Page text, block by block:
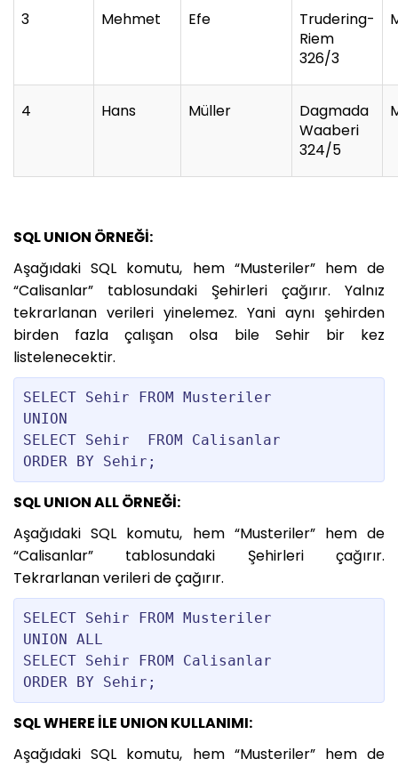
3 Mehmet Efe
Trudering-
Riem
326/3
4 Hans Müller
Dagmada
Waaberi
324/5
SQL UNION ÖRNEĞİ:
Aşağıdaki SQL komutu, hem “Musteriler” hem de
“Calisanlar” tablosundaki Şehirleri çağırır. Yalnız
tekrarlanan verileri yinelemez. Yani aynı şehirden
birden fazla çalışan olsa bile Sehir bir kez
listelenecektir.
SELECT Sehir FROM Musteriler
UNION
SELECT Sehir  FROM Calisanlar
SQL UNION ALL ÖRNEĞİ:
Aşağıdaki SQL komutu, hem “Musteriler” hem de
“Calisanlar” tablosundaki Şehirleri çağırır.
Tekrarlanan verileri de çağırır.
SELECT Sehir FROM Musteriler
UNION ALL
SELECT Sehir FROM Calisanlar
SQL WHERE İLE UNION KULLANIMI:
Aşağıdaki SQL komutu, hem “Musteriler” hem de